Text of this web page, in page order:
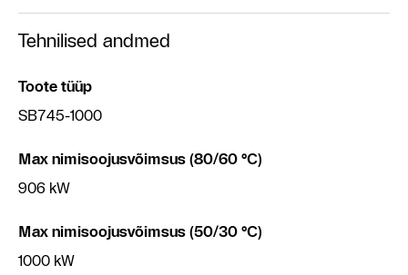
Tehnilised andmed
Toote tüüp
SB745-1000
Max nimisoojusvõimsus (80/60 °C)
906 kW
Max nimisoojusvõimsus (50/30 °C)
1000 kW